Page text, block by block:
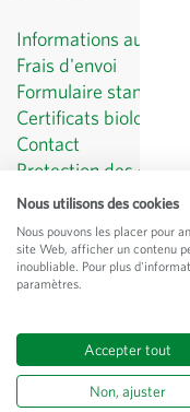
Informations au client
Frais d'envoi
Formulaire standard
Certificats biologiques
Contact
Protection des
CGV
Mentions légales
Tous les prixhors
Nous utilisons des cookies
Nous pouvons les placer pour
site Web, afficher un contenu
inoubliable. Pour plus
paramètres.
Accepter tout
Non, ajuster